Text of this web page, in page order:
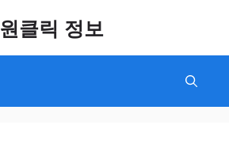
원클릭 정보